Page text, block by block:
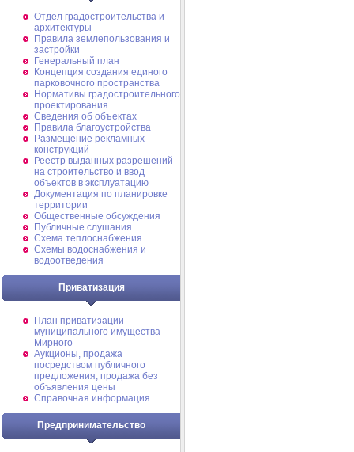
Отдел градостроительства и
архитектуры
Правила землепользования и
застройки
Генеральный план
Концепция создания единого
парковочного пространства
Нормативы градостроительного
проектирования
Сведения об объектах
Правила благоустройства
Размещение рекламных
конструкций
Реестр выданных разрешений
на строительство и ввод
объектов в эксплуатацию
Документация по планировке
территории
Общественные обсуждения
Публичные слушания
Схема теплоснабжения
Схемы водоснабжения и
водоотведения
Приватизация
План приватизации
муниципального имущества
Мирного
Аукционы, продажа
посредством публичного
предложения, продажа без
объявления цены
Справочная информация
Предпринимательство